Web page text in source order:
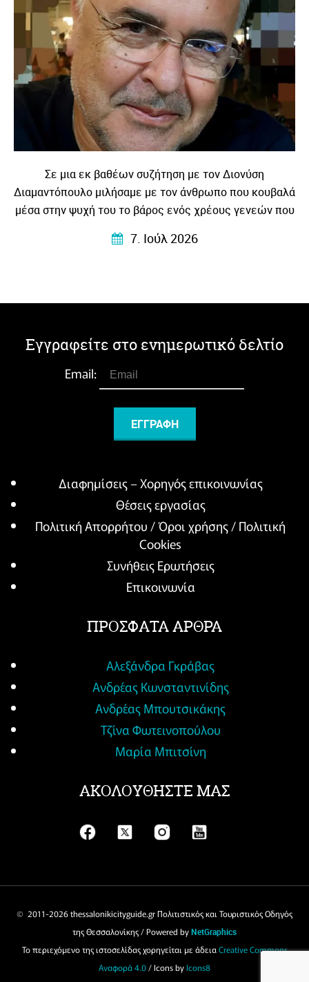
Σε μια εκ βαθέων συζήτηση με τον Διονύση
Διαμαντόπουλο μιλήσαμε με τον άνθρωπο που κουβαλά
μέσα στην ψυχή του το βάρος ενός χρέους γενεών που
συγκλονιστική και κυρίως …αληθινή!
7. Ιούλ 2026
Εγγραφείτε στο ενημερωτικό δελτίο
Email:
Διαφημίσεις – Χορηγός επικοινωνίας
Θέσεις εργασίας
Πολιτική Απορρήτου / Όροι χρήσης / Πολιτική
Cookies
Συνήθεις Ερωτήσεις
Επικοινωνία
ΠΡΟΣΦΑΤΑ ΑΡΘΡΑ
Αλεξάνδρα Γκράβας
Ανδρέας Κωνσταντινίδης
Ανδρέας Μπουτσικάκης
Τζίνα Φωτεινοπούλου
Μαρία Μπιτσίνη
ΑΚΟΛΟΥΘΗΣΤΕ ΜΑΣ
© 2011-2026 thessalonikicityguide.gr Πολιτιστικός και Τουριστικός Οδηγός
της Θεσσαλονίκης / Powered byNetGraphics
Το περιεχόμενο της ιστοσελίδας χορηγείται με άδεια Creative Commons
Αναφορά 4.0/ Icons byIcons8